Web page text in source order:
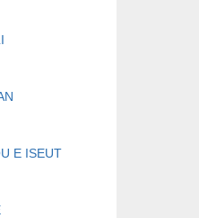
E ISEUT